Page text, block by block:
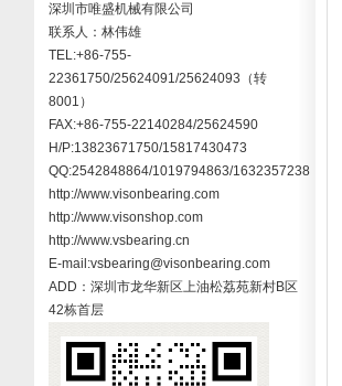
深圳市唯盛机械有限公司
联系人：林伟雄
TEL:+86-755-
22361750/25624091/25624093（转
8001）
FAX:+86-755-22140284/25624590
H/P:13823671750/15817430473
QQ:2542848864/1019794863/1632357238
http://www.visonbearing.com
http://www.visonshop.com
http://www.vsbearing.cn
E-mail:vsbearing@visonbearing.com
ADD：深圳市龙华新区上油松荔苑新村B区
42栋首层